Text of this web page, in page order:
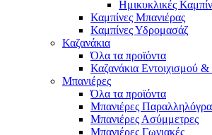
Ημικυκλικές
Καμπίνες Μπανιέρας
Καμπίνες Υδρομασάζ
Καζανάκια
Όλα τα προϊόντα
Καζανάκια Εντοιχισμού
Μπανιέρες
Όλα τα προϊόντα
Μπανιέρες
Μπανιέρες Ασύμμετρες
Μπανιέρες Γωνιακές